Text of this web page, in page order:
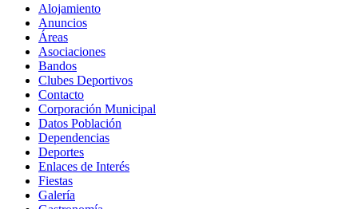
Alojamiento
Anuncios
Áreas
Asociaciones
Bandos
Clubes Deportivos
Contacto
Corporación Municipal
Datos Población
Dependencias
Deportes
Enlaces de Interés
Fiestas
Galería